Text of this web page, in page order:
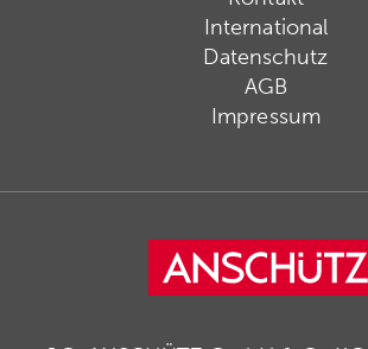
International
Datenschutz
AGB
Impressum